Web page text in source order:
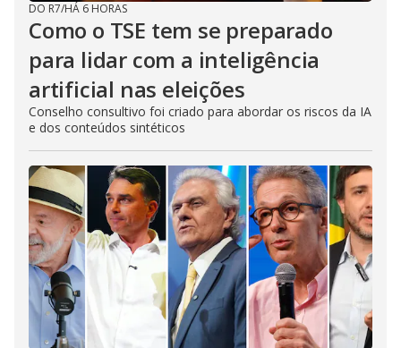
DO R7/HÁ 6 HORAS
Como o TSE tem se preparado
para lidar com a inteligência
artificial nas eleições
Conselho consultivo foi criado para abordar os riscos da IA
e dos conteúdos sintéticos